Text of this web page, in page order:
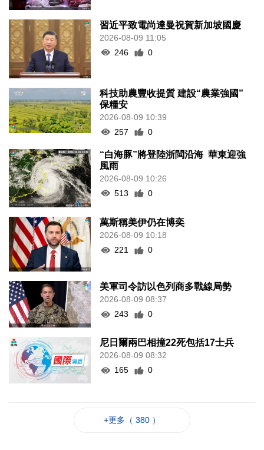
習近平致電尚達曼祝賀新加坡國慶
2026-08-09 11:05
246
0
科技助農豐收提質 建設“農業強國”
保糧安
2026-08-09 10:39
257
0
“白海豚”將登陸浙閩沿海 華東迎強
風雨
2026-08-09 10:26
513
0
萬斯稱美伊仍在博奕
2026-08-09 10:18
221
0
美軍司令訪以色列商多戰線局勢
2026-08-09 08:37
243
0
尼日爾兩巴相撞22死包括17士兵
2026-08-09 08:32
165
0
+更多（ 380 ）